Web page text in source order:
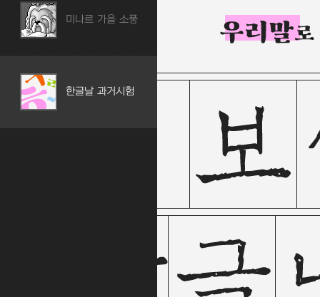
미나르 가을 소풍
한글날 과거시험